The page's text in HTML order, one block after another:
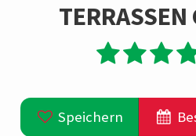
TERRASSEN
Speichern